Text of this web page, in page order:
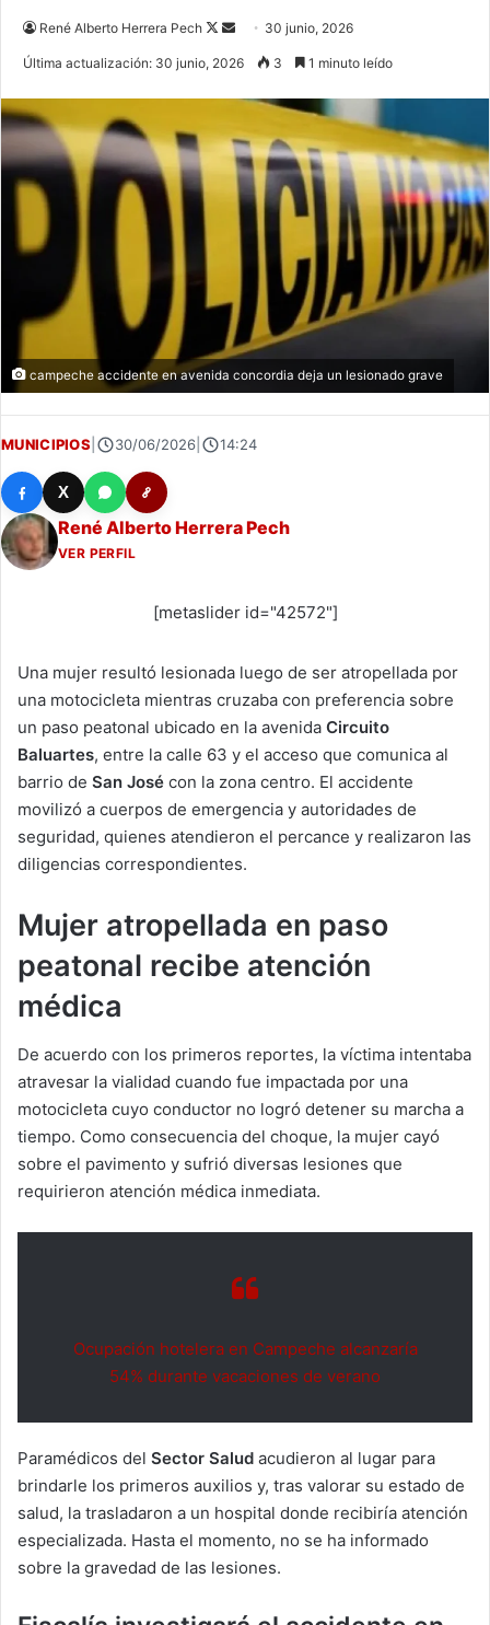
René Alberto Herrera Pech
Follow
Send 30 junio, 2026
Última actualización: 30 junio, 2026 3 1 minuto leído
campeche accidente en avenida concordia deja un lesionado grave
MUNICIPIOS 30/06/2026 14:24
X
René Alberto Herrera Pech
VER PERFIL
[metaslider id="42572"]
Una mujer resultó lesionada luego de ser atropellada por
una motocicleta mientras cruzaba con preferencia sobre
un paso peatonal ubicado en la avenida Circuito
Baluartes, entre la calle 63 y el acceso que comunica al
barrio de San José con la zona centro. El accidente
movilizó a cuerpos de emergencia y autoridades de
seguridad, quienes atendieron el percance y realizaron las
diligencias correspondientes.
Mujer atropellada en paso
peatonal recibe atención
médica
De acuerdo con los primeros reportes, la víctima intentaba
atravesar la vialidad cuando fue impactada por una
motocicleta cuyo conductor no logró detener su marcha a
tiempo. Como consecuencia del choque, la mujer cayó
sobre el pavimento y sufrió diversas lesiones que
requirieron atención médica inmediata.
Ocupación hotelera en Campeche alcanzaría
54% durante vacaciones de verano
Paramédicos del Sector Salud acudieron al lugar para
brindarle los primeros auxilios y, tras valorar su estado de
salud, la trasladaron a un hospital donde recibiría atención
especializada. Hasta el momento, no se ha informado
sobre la gravedad de las lesiones.